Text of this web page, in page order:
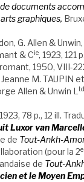
documents
graphiques,
G. Allen &
& Cie, 1923, 121
1950, VIII-
M. TAUPIN
Allen & Unwin L td
78 p., 12 ill.
Luxor van
de Tout-Ankh-
(pour la 2e
de Tout-
et le Moyen